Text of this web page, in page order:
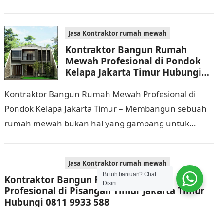
Jasa Kontraktor rumah mewah
Kontraktor Bangun Rumah
Mewah Profesional di Pondok
Kelapa Jakarta Timur Hubungi
Kontraktor Bangun Rumah Mewah Profesional di
Pondok Kelapa Jakarta Timur – Membangun sebuah
rumah mewah bukan hal yang gampang untuk
Jasa Kontraktor rumah mewah
Kontraktor Bangun Rumah Mewah
Profesional di Pisangan Timur Jakarta Timur
Hubungi 0811 9933 588
Butuh bantuan? Chat
Disini